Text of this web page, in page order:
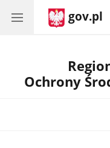
gov.pl
Ochrony